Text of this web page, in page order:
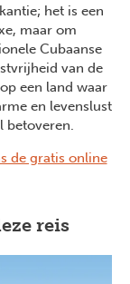
het is een
maar om
Cubaanse
van de
een land waar
en levenslust
betoveren.
de gratis online
reis